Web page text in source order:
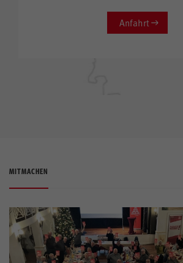
Anfahrt
MITMACHEN